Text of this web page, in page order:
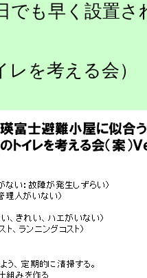
でも早く設置さ
を考える会）